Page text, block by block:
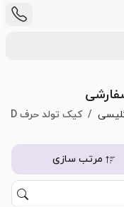
کیک تولد حرف D
مرتب سازی